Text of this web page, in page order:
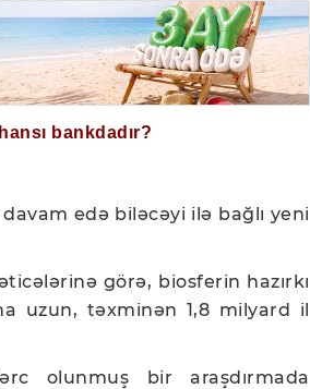
bankdadır?
edə biləcəyi ilə bağlı yeni
görə, biosferin hazırkı
uzun, təxminən 1,8 milyard il
olunmuş bir araşdırmada